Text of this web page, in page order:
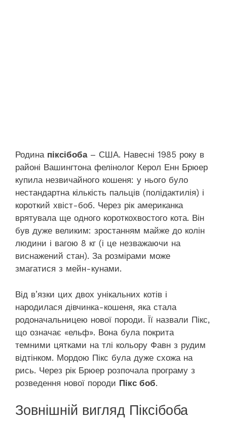
Родина піксібоба– США. Навесні 1985 року в
районі Вашингтона фелінолог Керол Енн Брюер
купила незвичайного кошеня: у нього було
нестандартна кількість пальців (полідактилія) і
короткий хвіст-боб. Через рік американка
врятувала ще одного короткохвостого кота. Він
був дуже великим: зростанням майже до колін
людини і вагою 8 кг (і це незважаючи на
виснажений стан). За розмірами може
змагатися з мейн-кунами.
Від в’язки цих двох унікальних котів і
народилася дівчинка-кошеня, яка стала
родоначальницею нової породи. Її назвали Пікс,
що означає «ельф». Вона була покрита
темними цятками на тлі кольору Фавн з рудим
відтінком. Мордою Пікс була дуже схожа на
рись. Через рік Брюер розпочала програму з
розведення нової породи Пікс боб.
Зовнішній вигляд Піксібоба